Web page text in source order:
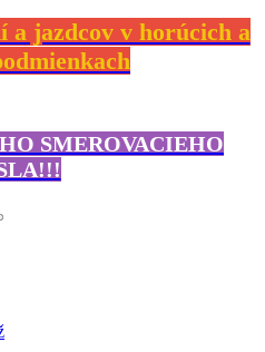
a jazdcov v horúcich a
SMEROVACIEHO